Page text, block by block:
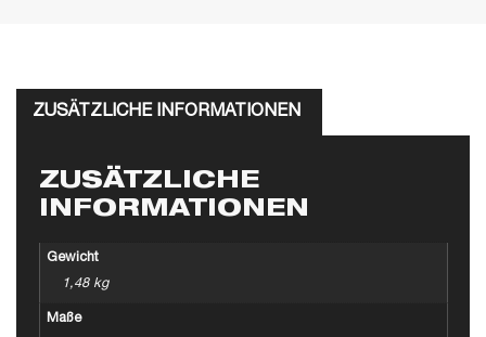
ZUSÄTZLICHE INFORMATIONEN
ZUSÄTZLICHE
INFORMATIONEN
Gewicht
1,48 kg
Maße